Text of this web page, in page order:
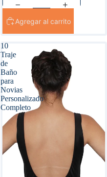
Agregar al carrito
10
Traje
de
Baño
para
Novias
Personalizado
Completo